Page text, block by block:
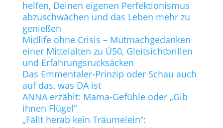
helfen, Deinen eigenen Perfektionismus
abzuschwächen und das Leben mehr zu
genießen
Midlife ohne Crisis – Mutmachgedanken
einer Mittelalten zu Ü50, Gleitsichtbrillen
und Erfahrungsrucksäcken
Das Emmentaler-Prinzip oder Schau auch
auf das, was DA ist
ANNA erzählt: Mama-Gefühle oder „Gib
ihnen Flügel“
„Fällt herab kein Träumelein“: